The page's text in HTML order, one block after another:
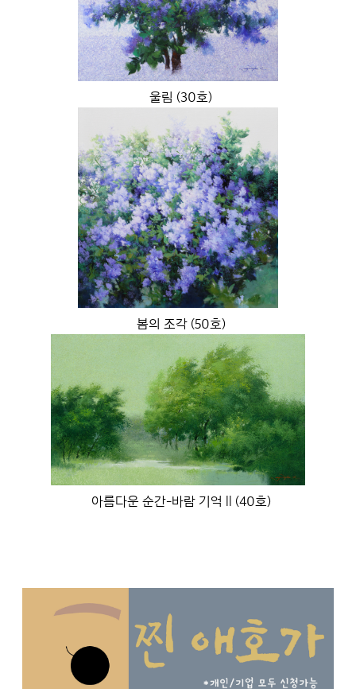
울림 (30호)
봄의 조각 (50호)
아름다운 순간-바람 기억 ll (40호)